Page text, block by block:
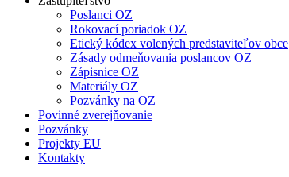
Poslanci OZ
Rokovací poriadok OZ
Etický kódex volených predstaviteľov obce
Zásady odmeňovania poslancov OZ
Zápisnice OZ
Materiály OZ
Pozvánky na OZ
Povinné zverejňovanie
Pozvánky
Projekty EU
Kontakty